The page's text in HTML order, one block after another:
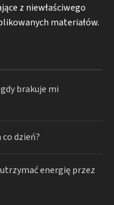
z niewłaściwego
materiałów.
brakuje mi
dzień?
energię przez